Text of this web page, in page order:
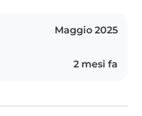
Maggio 2025
2 mesi fa